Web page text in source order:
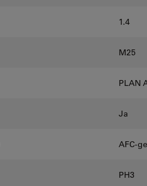
1.4
M25
PLAN
Ja
AFC-
PH3